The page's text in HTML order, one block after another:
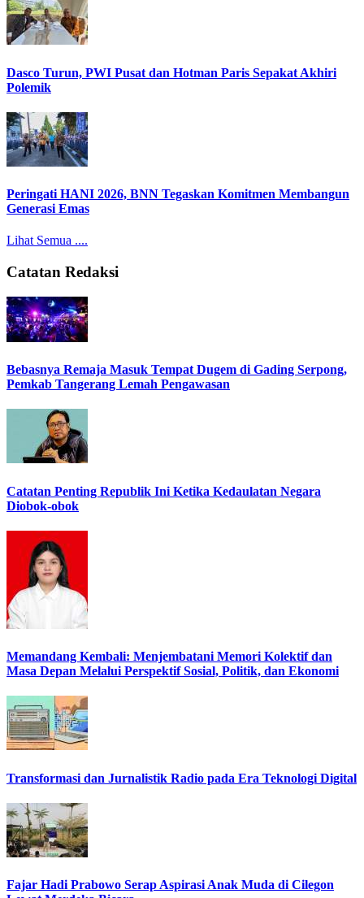
Dasco Turun, PWI Pusat dan Hotman Paris Sepakat Akhiri
Polemik
Peringati HANI 2026, BNN Tegaskan Komitmen Membangun
Generasi Emas
Lihat Semua ....
Catatan Redaksi
Bebasnya Remaja Masuk Tempat Dugem di Gading Serpong,
Pemkab Tangerang Lemah Pengawasan
Catatan Penting Republik Ini Ketika Kedaulatan Negara
Diobok-obok
Memandang Kembali: Menjembatani Memori Kolektif dan
Masa Depan Melalui Perspektif Sosial, Politik, dan Ekonomi
Transformasi dan Jurnalistik Radio pada Era Teknologi Digital
Fajar Hadi Prabowo Serap Aspirasi Anak Muda di Cilegon